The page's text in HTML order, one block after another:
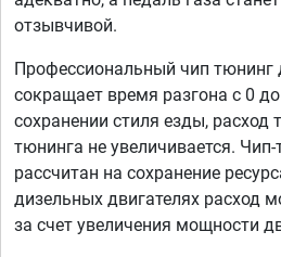
отзывчивой.
Профессиональный чип тюнинг
сокращает время разгона с 0
сохранении стиля езды, расход
тюнинга не увеличивается. Чип-
рассчитан на сохранение
дизельных двигателях расход
за счет увеличения мощности